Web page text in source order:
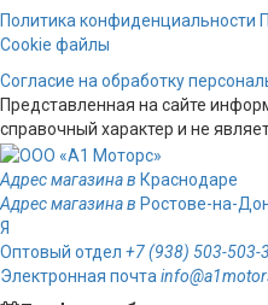
Политика конфиденциальности
Cookie файлы
Согласие на обработку
Представленная на сайте
справочный характер и не
Адрес магазина в Краснодаре
Адрес магазина в Ростове-на-
Я
Оптовый отдел +7 (938) 503-503-3
Электронная почта